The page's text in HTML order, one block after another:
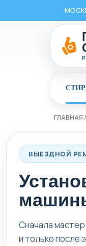
ГЛАВНАЯ /
ВЫЕЗДНОЙ
Сначала
и только после